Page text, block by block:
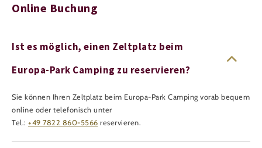
Online Buchung
Ist es möglich, einen Zeltplatz beim
Europa-Park Camping zu reservieren?
Sie können Ihren Zeltplatz beim Europa-Park Camping vorab bequem
online oder telefonisch unter
Tel.: +49 7822 860-5566 reservieren.